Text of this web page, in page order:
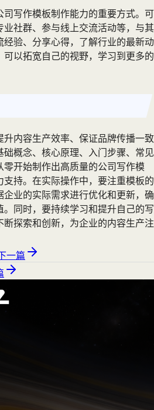
司写作模板制作能力的重要方式。可
业社群、参与线上交流活动等，与其
验、分享心得，了解行业的最新动
以拓宽自己的视野，学习到更多的
升内容生产效率、保证品牌传播一致
概念、核心原理、入门步骤、常见
开始制作出高质量的公司写作模
持。在实际操作中，要注重模板的
业的实际需求进行优化和更新，确
同时，要持续学习和提升自己的写
探索和创新，为企业的内容生产注
一篇